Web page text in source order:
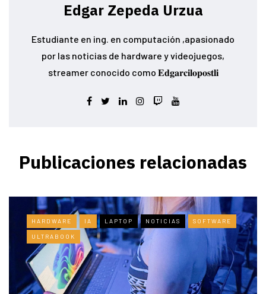
Edgar Zepeda Urzua
Estudiante en ing. en computación ,apasionado
por las noticias de hardware y videojuegos,
streamer conocido como 𝐄𝐝𝐠𝐚𝐫𝐜𝐢𝐥𝐨𝐩𝐨𝐬𝐭𝐥𝐢
Publicaciones relacionadas
HARDWARE IA LAPTOP NOTICIAS SOFTWARE
ULTRABOOK